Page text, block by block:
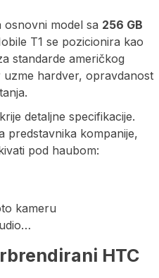
osnovni model sa 256 GB
T1 se pozicionira kao
standarde američkog
hardver, opravdanost
detaljne specifikacije.
predstavnika kompanije,
pod haubom:
kameru
HTC